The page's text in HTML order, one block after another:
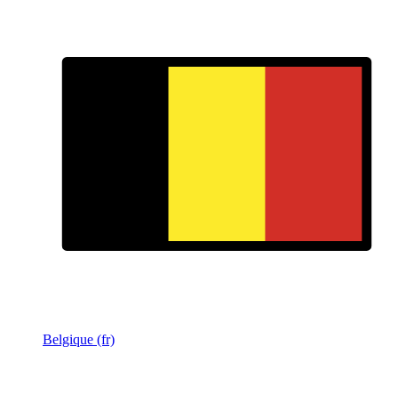
Belgique (fr)